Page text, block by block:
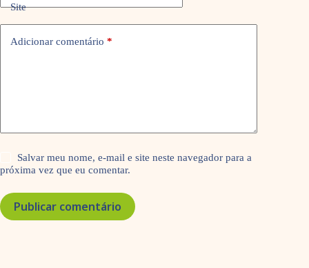
Site
Adicionar comentário *
Salvar meu nome, e-mail e site neste navegador para a
próxima vez que eu comentar.
Publicar comentário